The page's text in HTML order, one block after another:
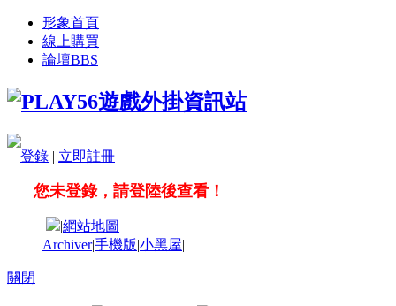
形象首頁
線上購買
論壇BBS
登錄 | 立即註冊
您未登錄，請登陸後查看！
|網站地圖
Archiver|手機版|小黑屋|
關閉